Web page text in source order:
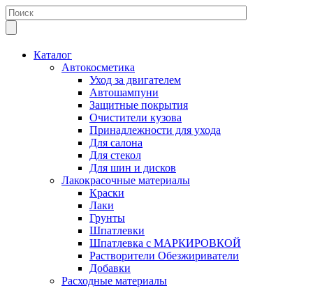
Каталог
Автокосметика
Уход за двигателем
Автошампуни
Защитные покрытия
Очистители кузова
Принадлежности для ухода
Для салона
Для стекол
Для шин и дисков
Лакокрасочные материалы
Краски
Лаки
Грунты
Шпатлевки
Шпатлевка с МАРКИРОВКОЙ
Растворители Обезжириватели
Добавки
Расходные материалы